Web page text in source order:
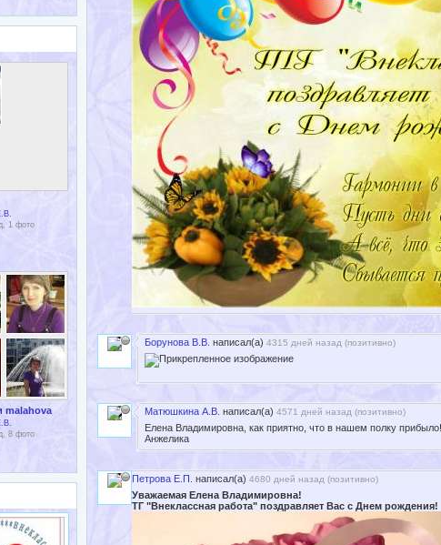
1 фото
malahova
8 фото
Борунова В.В. написал(а) 4315 дней назад (позитивно)
Матюшкина А.В. написал(а) 4571 дней назад (позитивно)
Елена Владимировна, как приятно, что в нашем полку
Анжелика
Петрова Е.П. написал(а) 4680 дней назад (позитивно)
Уважаемая Елена Владимировна!
ТГ "Внеклассная работа" поздравляет Вас с Днем рождения!